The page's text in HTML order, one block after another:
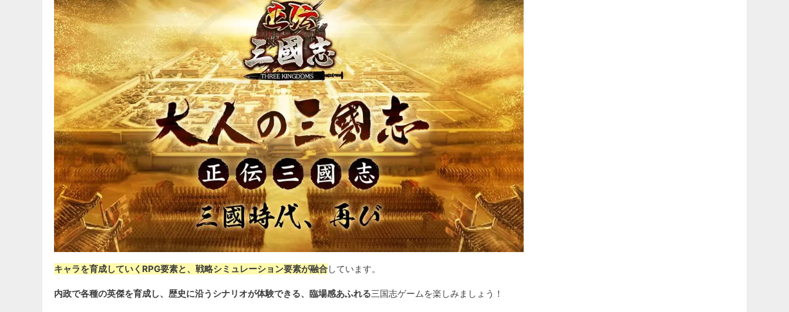
キャラを育成していくRPG要素と、戦略シミュレーション要素が融合しています。
内政で各種の英傑を育成し、歴史に沿うシナリオが体験できる、臨場感あふれる三国志ゲームを楽しみましょう！